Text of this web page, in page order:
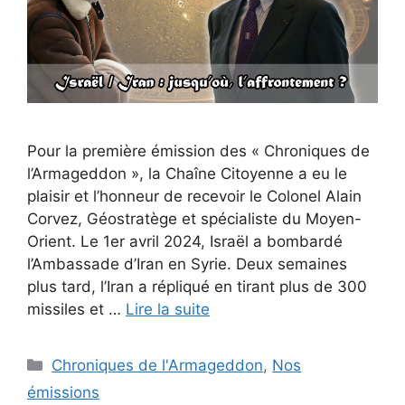
Pour la première émission des « Chroniques de
l’Armageddon », la Chaîne Citoyenne a eu le
plaisir et l’honneur de recevoir le Colonel Alain
Corvez, Géostratège et spécialiste du Moyen-
Orient. Le 1er avril 2024, Israël a bombardé
l’Ambassade d’Iran en Syrie. Deux semaines
plus tard, l’Iran a répliqué en tirant plus de 300
missiles et … Lire la suite
Catégories
Chroniques de l'Armageddon, Nos
émissions